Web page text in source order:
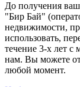
До получения
"Бир Бай"
недвижимости,
использовать,
течение 3-х лет с
нам. Вы можете
любой момент.